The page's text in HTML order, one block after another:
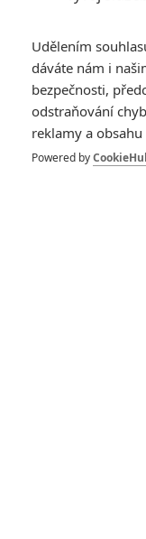
拆彈專家
1 ČLÁNEK | 30.07.2026
Děti krve a kostí:
dobrodružství s vůní
Spider-Man: Zbrusu
Udělením
dáváte nám i
bezpečnosti,
odstraňování
reklamy a obsahu
Powered by